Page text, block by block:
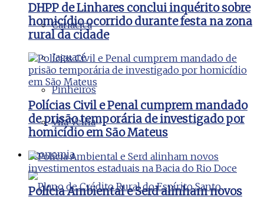
Cariacica
Jaguaré
Pinheiros
Vila Velha
Economia
DHPP de Linhares conclui inquérito sobre
homicídio ocorrido durante festa na zona
rural da cidade
Polícias Civil e Penal cumprem mandado
de prisão temporária de investigado por
homicídio em São Mateus
Polícia Ambiental e Serd alinham novos